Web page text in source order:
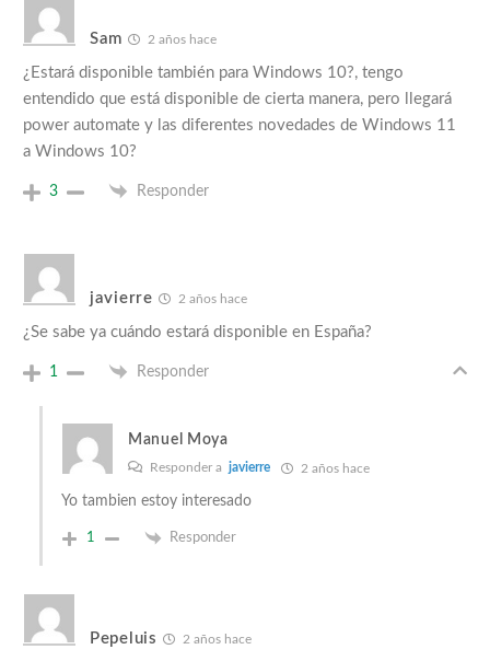
Sam 2 años hace
¿Estará disponible también para Windows 10?, tengo
entendido que está disponible de cierta manera, pero llegará
power automate y las diferentes novedades de Windows 11
a Windows 10?
3 Responder
javierre 2 años hace
¿Se sabe ya cuándo estará disponible en España?
1 Responder
Manuel Moya
Responder a javierre 2 años hace
Yo tambien estoy interesado
1 Responder
Pepeluis 2 años hace